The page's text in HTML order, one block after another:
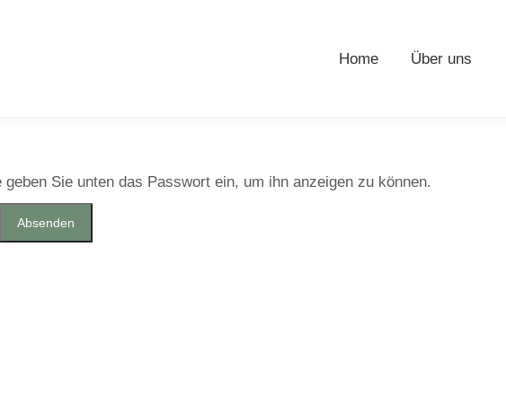
Home Über uns
Sie unten das Passwort ein, um ihn anzeigen zu können.